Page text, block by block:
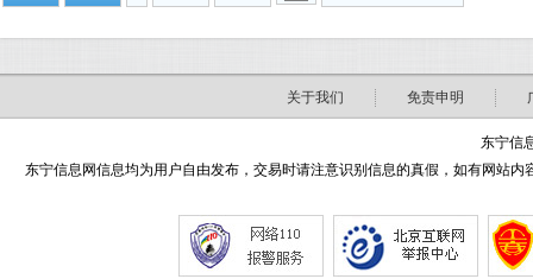
关于我们 免责申明
东宁信
东宁信息网信息均为用户自由发布，交易时请注意识别信息的真假，如有网站内